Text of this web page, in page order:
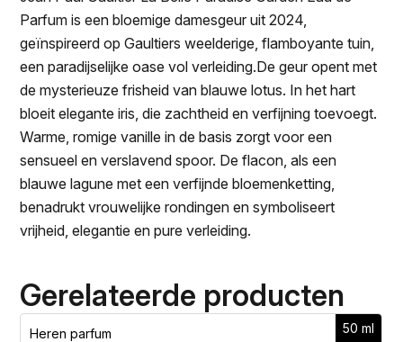
Parfum is een bloemige damesgeur uit 2024,
geïnspireerd op Gaultiers weelderige, flamboyante tuin,
een paradijselijke oase vol verleiding.De geur opent met
de mysterieuze frisheid van blauwe lotus. In het hart
bloeit elegante iris, die zachtheid en verfijning toevoegt.
Warme, romige vanille in de basis zorgt voor een
sensueel en verslavend spoor. De flacon, als een
blauwe lagune met een verfijnde bloemenketting,
benadrukt vrouwelijke rondingen en symboliseert
vrijheid, elegantie en pure verleiding.
Gerelateerde producten
50 ml
Heren parfum